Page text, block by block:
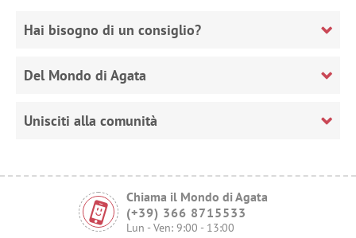
Hai bisogno di un consiglio?
Del Mondo di Agata
Unisciti alla comunità
Chiama il Mondo di Agata
(+39) 366 8715533
Lun - Ven: 9:00 - 13:00